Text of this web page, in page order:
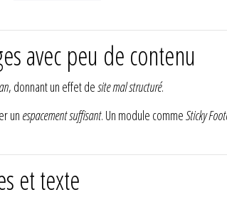
avec peu de contenu
, donnant un effet desite mal structuré.
un espacement suffisant. Un module commeSticky
et texte